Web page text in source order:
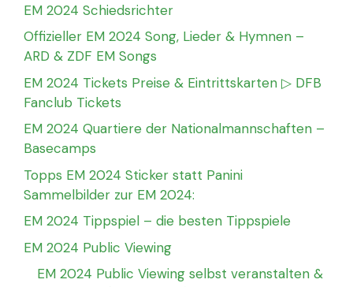
EM 2024 Schiedsrichter
Offizieller EM 2024 Song, Lieder & Hymnen –
ARD & ZDF EM Songs
EM 2024 Tickets Preise & Eintrittskarten ▷ DFB
Fanclub Tickets
EM 2024 Quartiere der Nationalmannschaften –
Basecamps
Topps EM 2024 Sticker statt Panini
Sammelbilder zur EM 2024:
EM 2024 Tippspiel – die besten Tippspiele
EM 2024 Public Viewing
EM 2024 Public Viewing selbst veranstalten &